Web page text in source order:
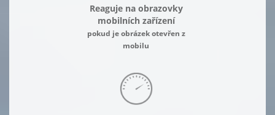
Reaguje na obrazovky
mobilních zařízení
pokud je obrázek otevřen z
mobilu